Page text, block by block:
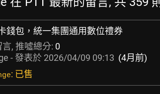
錢包，統一集團通用數位禮券
言, 推噓總分: 0
- 發表於 2026/04/09 09:13 (4月前)
: 已售